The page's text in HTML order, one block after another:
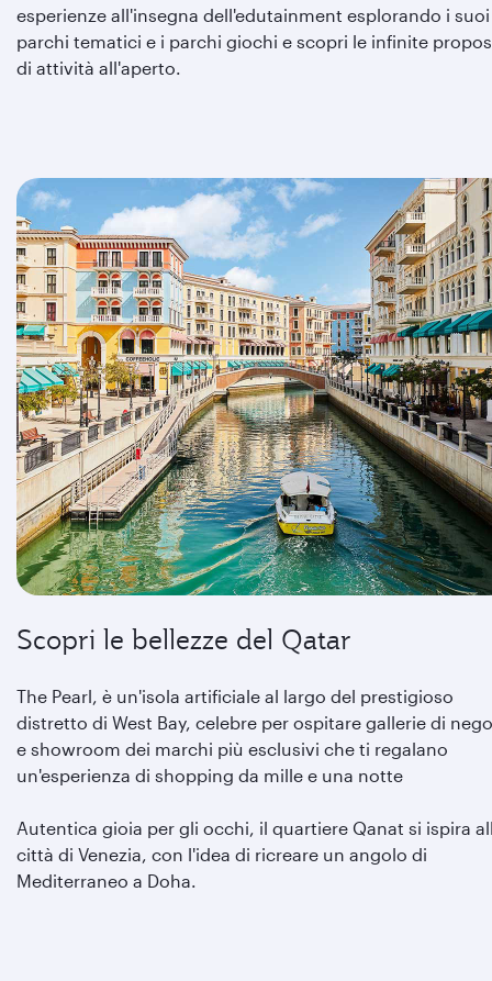
esperienze all'insegna dell'edutainment esplorando i suoi
parchi tematici e i parchi giochi e scopri le infinite
di attività all'aperto.
Scopri le bellezze del Qatar
The Pearl, è un'isola artificiale al largo del prestigioso
distretto di West Bay, celebre per ospitare gallerie di
e showroom dei marchi più esclusivi che ti regalano
un'esperienza di shopping da mille e una notte
Autentica gioia per gli occhi, il quartiere Qanat si ispira
città di Venezia, con l'idea di ricreare un angolo di
Mediterraneo a Doha.